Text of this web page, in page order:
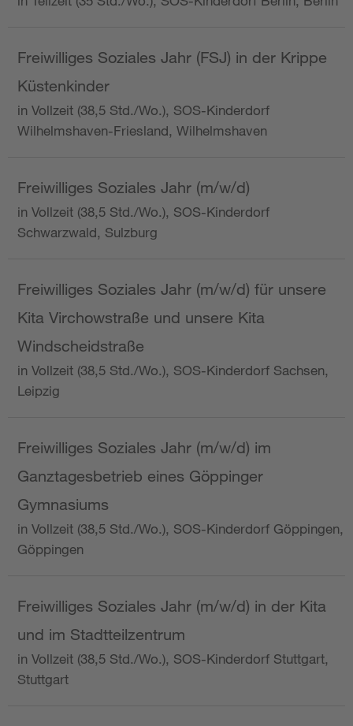
Freiwilliges Soziales Jahr (FSJ) in der Krippe
Küstenkinder
in Vollzeit (38,5 Std./Wo.), SOS-Kinderdorf
Wilhelmshaven-Friesland, Wilhelmshaven
Freiwilliges Soziales Jahr (m/w/d)
in Vollzeit (38,5 Std./Wo.), SOS-Kinderdorf
Schwarzwald, Sulzburg
Freiwilliges Soziales Jahr (m/w/d) für unsere
Kita Virchowstraße und unsere Kita
Windscheidstraße
in Vollzeit (38,5 Std./Wo.), SOS-Kinderdorf Sachsen,
Leipzig
Freiwilliges Soziales Jahr (m/w/d) im
Ganztagesbetrieb eines Göppinger
Gymnasiums
in Vollzeit (38,5 Std./Wo.), SOS-Kinderdorf Göppingen,
Göppingen
Freiwilliges Soziales Jahr (m/w/d) in der Kita
und im Stadtteilzentrum
in Vollzeit (38,5 Std./Wo.), SOS-Kinderdorf Stuttgart,
Stuttgart